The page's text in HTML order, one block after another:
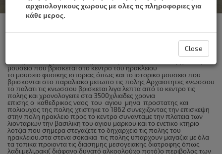
αρχαιολογικους χωρους με ολες τις πληροφοριες για
κάθε μερος.
Close
To Crete Book Taxi παρέχει υπηρεσία ταξί για τη μεταφορά από το
Ηρακλειο η μεγαλυτερη πολη και πρωτευουσα της κρητης με
μουσειο που βρισκεται στο κεντρο του ηρακλειου
το μουσειο φυσικης ιστοριας όπως και το ιστορικο μουσειο που
βρισκονται στο παραλιακο μετωπο τις πολης Αρχαιοτητες κνωσσου
το παλατι τις κνωσσου βρισκεται λιγα λεπτα από το κεντρο τις
πολης και χρονολογειτε στα 3500χιλιαδες χρονια
επισης ο καθεδρικος ναος του αγιου μηνα προστατης και
πολιουχος της πολης χτιστηκε το 1862 συνεχιζοντας την επισκεψη
στην πολη ηρακλειο προς το κεντρο συνανταμε την πλατεια των
λιονταριων την βασιλικη του αγιου μαρκου και το ενετικο κτηριο
λοτζια που σημερα στεγαζετε το δηχαρχειο τις πολης του
ηρακλειου.στα στενα σοκακια τις πολης υπαρχουν μαγαζια με όλα
τα τοπικα προιοντα τις διασημης μεσογειακης διατροφης όπως
λαδι,μελι,ρακι( διάφανο δυνατό αλκοολούχο ποτό)ο περιβολος των